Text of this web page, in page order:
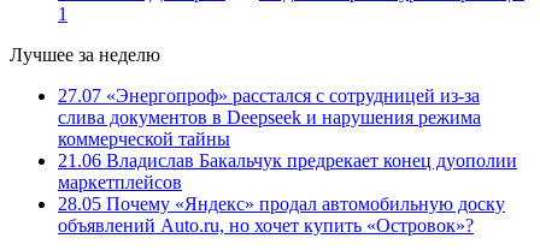
1
Лучшее за неделю
27.07 «Энергопроф» расстался с сотрудницей из-за
слива документов в Deepseek и нарушения режима
коммерческой тайны
21.06 Владислав Бакальчук предрекает конец дуополии
маркетплейсов
28.05 Почему «Яндекс» продал автомобильную доску
объявлений Auto.ru, но хочет купить «Островок»?